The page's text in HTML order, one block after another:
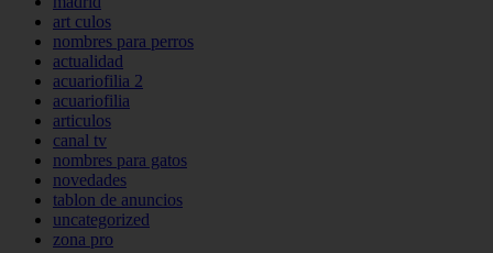
art culos
nombres para perros
actualidad
acuariofilia 2
acuariofilia
articulos
canal tv
nombres para gatos
novedades
tablon de anuncios
uncategorized
zona pro